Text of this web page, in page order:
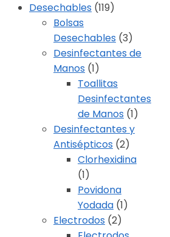
Desechables (119)
Bolsas
Desechables (3)
Desinfectantes de
Manos (1)
Toallitas
Desinfectantes
de Manos (1)
Desinfectantes y
Antisépticos (2)
Clorhexidina
(1)
Povidona
Yodada (1)
Electrodos (2)